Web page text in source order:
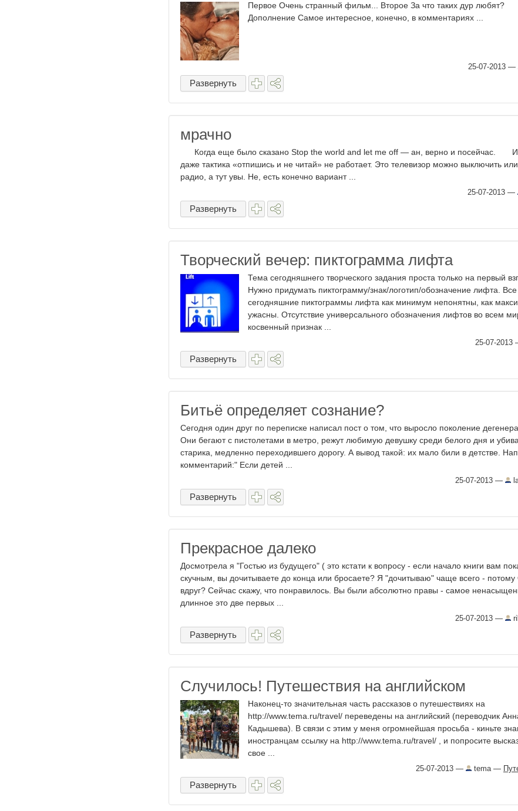
Первое Очень странный фильм... Второе За что таких дур любят?
Дополнение Самое интересное, конечно, в комментариях ...
25-07-2013 —
Развернуть
мрачно
Когда еще было сказано Stop the world and let me off — ан, верно и посейчас. И
даже тактика «отпишись и не читай» не работает. Это телевизор можно выключить
радио, а тут увы. Не, есть конечно вариант ...
25-07-2013 —
Развернуть
Творческий вечер: пиктограмма лифта
Тема сегодняшнего творческого задания проста только на первый
Нужно придумать пиктограмму/знак/логотип/обозначение лифта. Все
сегодняшние пиктограммы лифта как минимум непонятны, как
ужасны. Отсутствие универсального обозначения лифтов во всем
косвенный признак ...
25-07-2013
Развернуть
Битьё определяет сознание?
Сегодня один друг по переписке написал пост о том, что выросло поколение
Они бегают с пистолетами в метро, режут любимую девушку среди белого дня и
старика, медленно переходившего дорогу. А вывод такой: их мало били в детстве.
комментарий:" Если детей ...
25-07-2013 —
Развернуть
Прекрасное далеко
Досмотрела я "Гостью из будущего" ( это кстати к вопросу - если начало книги вам
скучным, вы дочитываете до конца или бросаете? Я "дочитываю" чаще всего - потому
вдруг? Сейчас скажу, что понравилось. Вы были абсолютно правы - самое
длинное это две первых ...
25-07-2013 —
Развернуть
Случилось! Путешествия на английском
Наконец-то значительная часть рассказов о путешествиях на
http://www.tema.ru/travel/ переведены на английский (переводчик
Кадышева). В связи с этим у меня огромнейшая просьба - киньте
иностранцам ссылку на http://www.tema.ru/travel/ , и попросите
свое ...
25-07-2013 — tema—
Развернуть